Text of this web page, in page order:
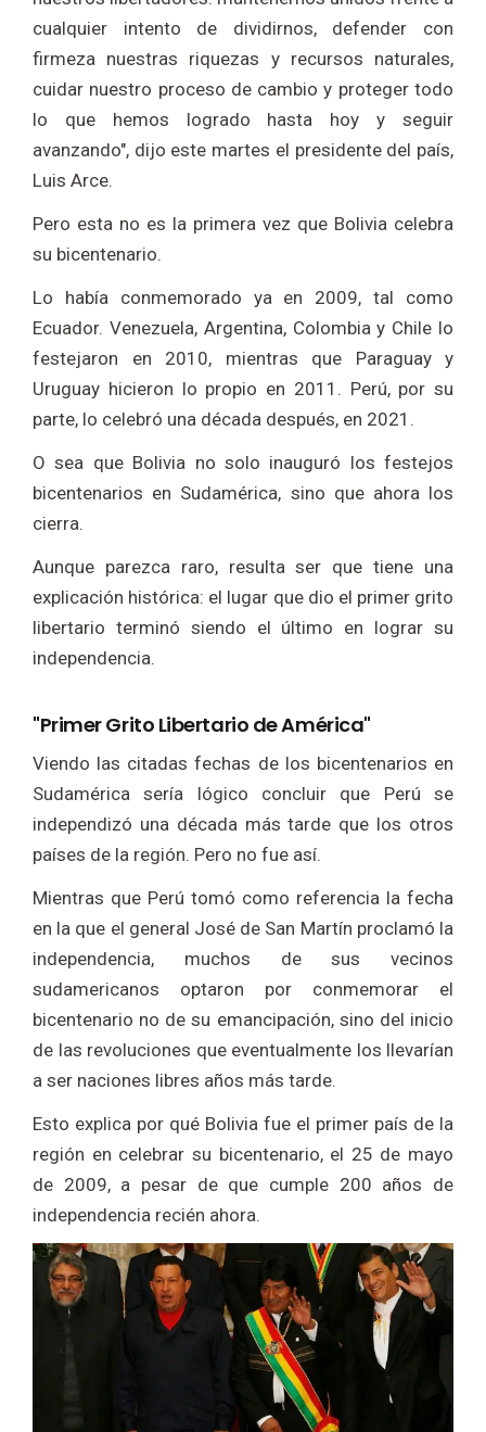
cualquier intento de dividirnos, defender con
firmeza nuestras riquezas y recursos naturales,
cuidar nuestro proceso de cambio y proteger todo
lo que hemos logrado hasta hoy y seguir
avanzando", dijo este martes el presidente del país,
Luis Arce.
Pero esta no es la primera vez que Bolivia celebra
su bicentenario.
Lo había conmemorado ya en 2009, tal como
Ecuador. Venezuela, Argentina, Colombia y Chile lo
festejaron en 2010, mientras que Paraguay y
Uruguay hicieron lo propio en 2011. Perú, por su
parte, lo celebró una década después, en 2021.
O sea que Bolivia no solo inauguró los festejos
bicentenarios en Sudamérica, sino que ahora los
cierra.
Aunque parezca raro, resulta ser que tiene una
explicación histórica: el lugar que dio el primer grito
libertario terminó siendo el último en lograr su
independencia.
"Primer Grito Libertario de América"
Viendo las citadas fechas de los bicentenarios en
Sudamérica sería lógico concluir que Perú se
independizó una década más tarde que los otros
países de la región. Pero no fue así.
Mientras que Perú tomó como referencia la fecha
en la que el general José de San Martín proclamó la
independencia, muchos de sus vecinos
sudamericanos optaron por conmemorar el
bicentenario no de su emancipación, sino del inicio
de las revoluciones que eventualmente los llevarían
a ser naciones libres años más tarde.
Esto explica por qué Bolivia fue el primer país de la
región en celebrar su bicentenario, el 25 de mayo
de 2009, a pesar de que cumple 200 años de
independencia recién ahora.